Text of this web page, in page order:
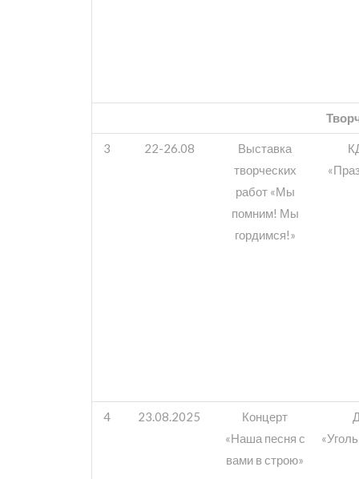
3 22-26.08
Выставка
творческих
работ «Мы
помним! Мы
гордимся!»
4 23.08.2025
Концерт
«Наша песня с
вами в строю»